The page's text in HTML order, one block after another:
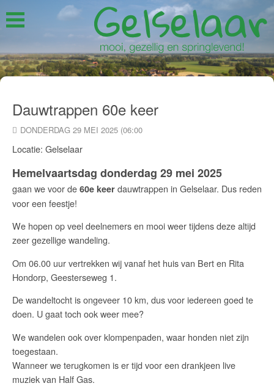
Dauwtrappen 60e keer
DONDERDAG 29 MEI 2025 (06:00
Locatie: Gelselaar
Hemelvaartsdag donderdag 29 mei 2025
gaan we voor de 60e keerdauwtrappen in Gelselaar. Dus reden
voor een feestje!
We hopen op veel deelnemers en mooi weer tijdens deze altijd
zeer gezellige wandeling.
Om 06.00 uur vertrekken wij vanaf het huis van Bert en Rita
Hondorp, Geesterseweg 1.
De wandeltocht is ongeveer 10 km, dus voor iedereen goed te
doen. U gaat toch ook weer mee?
We wandelen ook over klompenpaden, waar honden niet zijn
toegestaan.
Wanneer we terugkomen is er tijd voor een drankjeen live
muziek van Half Gas.